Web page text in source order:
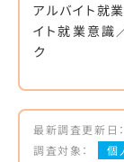
アルバイト就
イト就業意識
ク
最新調査更新日：
調査対象：
個